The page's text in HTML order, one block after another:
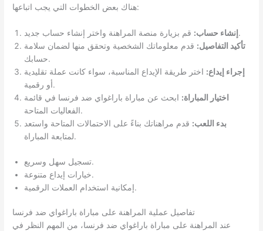
هناك بعض الخطوات التي يجب اتباعها:
إنشاء حساب: قم بزيارة منصة المراهنة واختر إنشاء حساب جديد.
تأكيد التفاصيل: قدم معلوماتك الشخصية وتحقق منها لضمان سلامة
حسابك.
إجراء إيداع: اختر طريقة الإيداع المناسبة، سواء كانت عملة تقليدية
أو رقمية.
اختيار المباراة: ابحث عن مباراة باراغواي ضد فرنسا في قائمة
الفعاليات المتاحة.
بدء اللعب: قدم مراهناتك بناءً على الاحتمالات المتاحة واستعد
لمتابعة المباراة.
تسجيل سهل وسريع.
خيارات إيداع متنوعة.
إمكانية استخدام العملات الرقمية.
تفاصيل عملية المراهنة على مباراة باراغواي ضد فرنسا
عند المراهنة على مباراة باراغواي ضد فرنسا، من المهم النظر في